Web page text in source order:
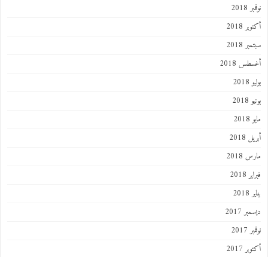
نوفمبر 2018
أكتوبر 2018
سبتمبر 2018
أغسطس 2018
يوليو 2018
يونيو 2018
مايو 2018
أبريل 2018
مارس 2018
فبراير 2018
يناير 2018
ديسمبر 2017
نوفمبر 2017
أكتوبر 2017